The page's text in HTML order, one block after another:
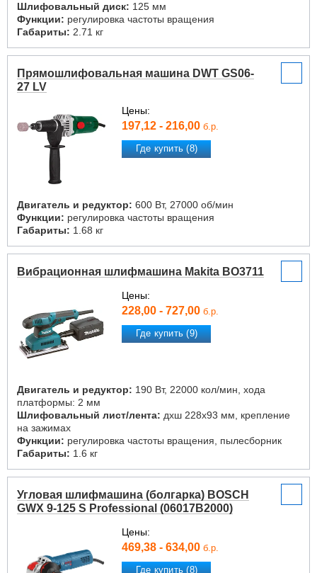
Шлифовальный диск: 125 мм
Функции: регулировка частоты вращения
Габариты: 2.71 кг
Прямошлифовальная машина DWT GS06-
27 LV
Цены:
197,12 - 216,00 б.р.
Где купить (8)
Двигатель и редуктор: 600 Вт, 27000 об/мин
Функции: регулировка частоты вращения
Габариты: 1.68 кг
Вибрационная шлифмашина Makita BO3711
Цены:
228,00 - 727,00 б.р.
Где купить (9)
Двигатель и редуктор: 190 Вт, 22000 кол/мин, хода
платформы: 2 мм
Шлифовальный лист/лента: дxш 228x93 мм, крепление
на зажимах
Функции: регулировка частоты вращения, пылесборник
Габариты: 1.6 кг
Угловая шлифмашина (болгарка) BOSCH
GWX 9-125 S Professional (06017B2000)
Цены:
469,38 - 634,00 б.р.
Где купить (8)